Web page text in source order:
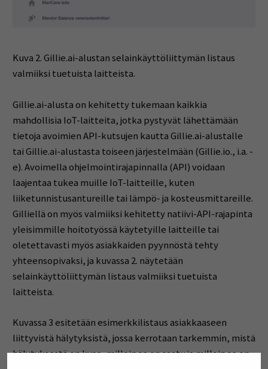
Kuva 2. Gillie.ai-alustan selainkäyttöliittymän listaus
valmiiksi tuetuista laitteista.
Gillie.ai-alusta on kehitetty tukemaan kaikkia
mahdollisia IoT-laitteita, jotka pystyvät lähettämään
tietoja avoimien API-kutsujen kautta Gillie.ai-alustalle
tai Gillie.ai-alustasta toiseen järjestelmään (Gillie.io., i.a. -
e). Avoimella ohjelmointirajapinnalla (API) voidaan
laajentaa tukea muille IoT-laitteille, kuten
liiketunnistusantureille tai lämpö- ja kosteusmittareille.
Gilliellä on myös valmiiksi kehitetty natiivi-API-rajapinta
yleisimmille hoitotyössä käytetyille laitteille tai
oletettavasti myös asiakkaiden pyynnöstä tehty
yhteensopivaksi, ja kuvassa 2. näytetään
selainkäyttöliittymän listaus valmiiksi tuetuista
laitteista.
Kuvassa 3 esitetään esimerkkilistaus asiakkaaseen
liittyvistä hälytyksistä, jossa kerrotaan tarkemmin, mistä
hälytyksestä on kyse, milloin se on saatu ja milloin se on